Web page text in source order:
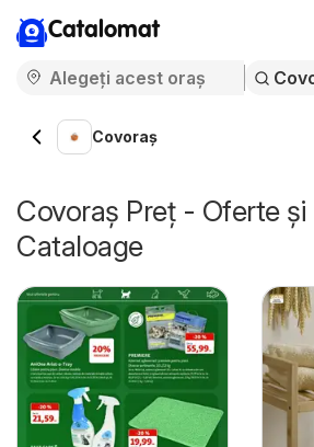
Catalomat
Covoraș
Covoraș Preț - Oferte
Cataloage